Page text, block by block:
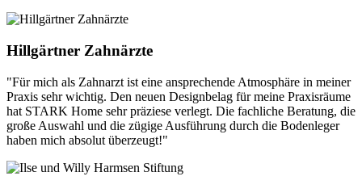
Hillgärtner Zahnärzte
"Für mich als Zahnarzt ist eine ansprechende Atmosphäre in meiner
Praxis sehr wichtig. Den neuen Designbelag für meine Praxisräume
hat STARK Home sehr präziese verlegt. Die fachliche Beratung, die
große Auswahl und die zügige Ausführung durch die Bodenleger
haben mich absolut überzeugt!"